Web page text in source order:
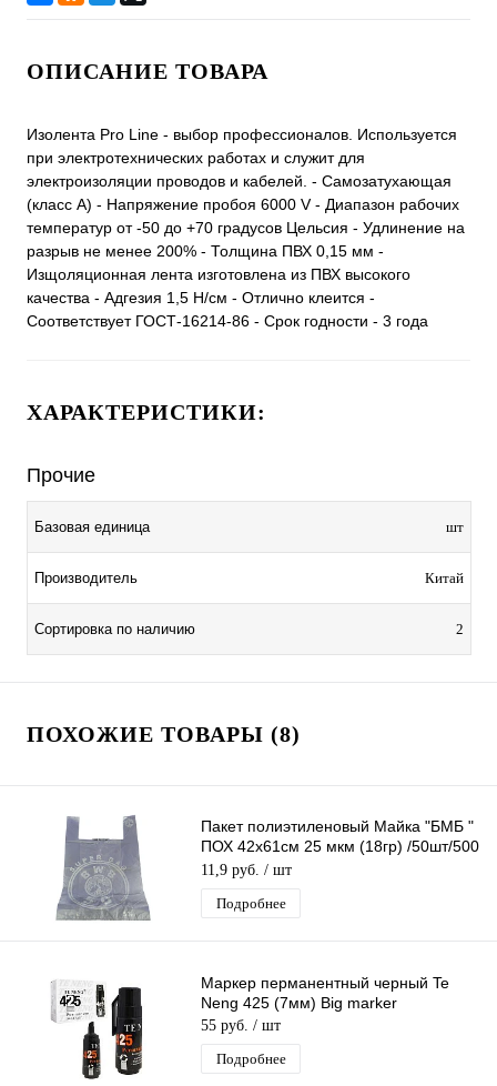
ОПИСАНИЕ ТОВАРА
Изолента Pro Line - выбор профессионалов. Используется
при электротехнических работах и служит для
электроизоляции проводов и кабелей. - Самозатухающая
(класс А) - Напряжение пробоя 6000 V - Диапазон рабочих
температур от -50 до +70 градусов Цельсия - Удлинение на
разрыв не менее 200% - Толщина ПВХ 0,15 мм -
Изщоляционная лента изготовлена из ПВХ высокого
качества - Адгезия 1,5 Н/см - Отлично клеится -
Соответствует ГОСТ-16214-86 - Срок годности - 3 года
ХАРАКТЕРИСТИКИ:
Прочие
Базовая единица шт
Производитель Китай
Сортировка по наличию 2
ПОХОЖИЕ ТОВАРЫ (8)
Пакет полиэтиленовый Майка "БМБ "
ПОХ 42х61см 25 мкм (18гр) /50шт/500
шт*меш
11,9 руб. / шт
Подробнее
Маркер перманентный черный Te
Neng 425 (7мм) Big marker
55 руб. / шт
Подробнее